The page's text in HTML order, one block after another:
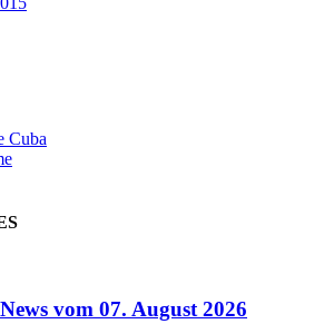
Cuba
vom 07. August 2026